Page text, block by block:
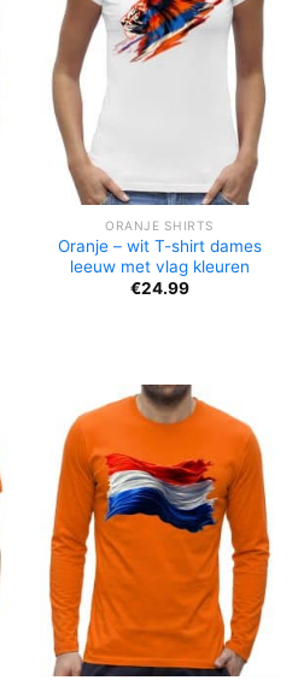
ORANJE SHIRTS
Oranje – wit T-shirt dames
leeuw met vlag kleuren
€24.99